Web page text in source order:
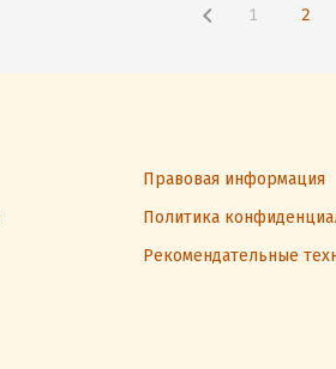
1 2
Правовая информация
Политика
Рекомендательные